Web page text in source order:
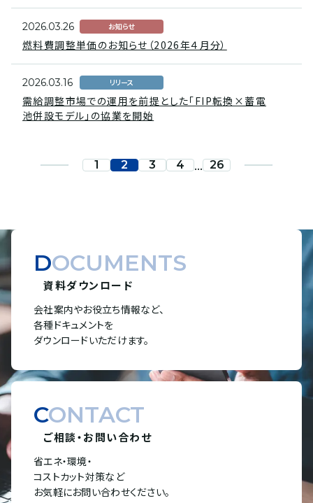
2026.03.26 お知らせ
燃料費調整単価のお知らせ（2026年４月分）
2026.03.16 リリース
需給調整市場での運用を前提とした「FIP転換×蓄電
池併設モデル」の協業を開始
1 2 3 4 ... 26
DOCUMENTS
資料ダウンロード
会社案内やお役立ち情報など、
各種ドキュメントを
ダウンロードいただけます。
CONTACT
ご相談・お問い合わせ
省エネ・環境・
コストカット対策など
お気軽にお問い合わせください。